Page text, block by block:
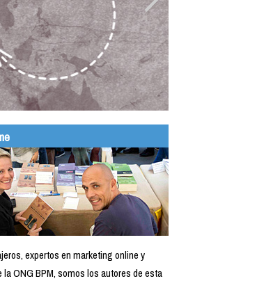
expertos en marketing online y
la ONG BPM, somos los autores de esta